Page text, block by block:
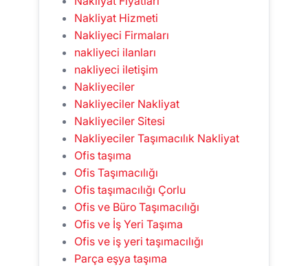
Nakliyat Hizmeti
Nakliyeci Firmaları
nakliyeci ilanları
nakliyeci iletişim
Nakliyeciler
Nakliyeciler Nakliyat
Nakliyeciler Sitesi
Nakliyeciler Taşımacılık Nakliyat
Ofis taşıma
Ofis Taşımacılığı
Ofis taşımacılığı Çorlu
Ofis ve Büro Taşımacılığı
Ofis ve İş Yeri Taşıma
Ofis ve iş yeri taşımacılığı
Parça eşya taşıma